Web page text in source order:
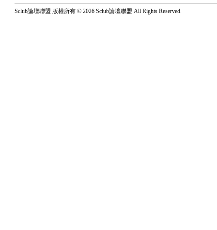
Sclub論壇聯盟 版權所有 © 2026 Sclub論壇聯盟 All Rights Reserved.